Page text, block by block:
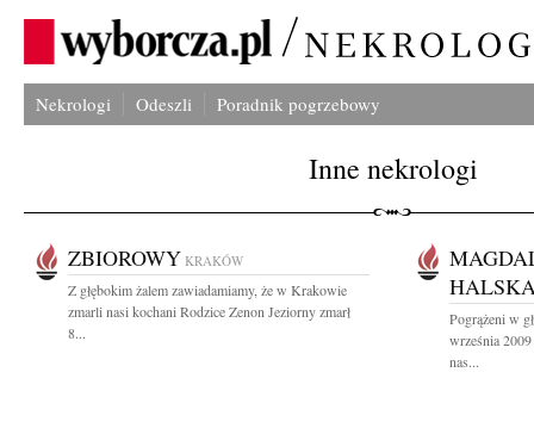
Nekrologi Odeszli Poradnik pogrzebowy
Inne nekrologi
ZBIOROWY KRAKÓW
Z głębokim żalem zawiadamiamy, że w Krakowie
zmarli nasi kochani Rodzice Zenon Jeziorny zmarł
8...
Pogrążeni w
września
nas...